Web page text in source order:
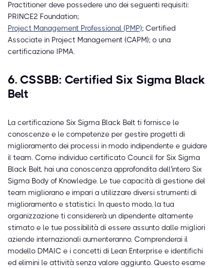
Practitioner deve possedere uno dei seguenti requisiti:
PRINCE2 Foundation;
Project Management Professional (PMP); Certified
Associate in Project Management (CAPM); o una
certificazione IPMA.
6. CSSBB: Certified Six Sigma Black
Belt
La certificazione Six Sigma Black Belt ti fornisce le
conoscenze e le competenze per gestire progetti di
miglioramento dei processi in modo indipendente e guidare
il team. Come individuo certificato Council for Six Sigma
Black Belt, hai una conoscenza approfondita dell'intero Six
Sigma Body of Knowledge. Le tue capacità di gestione del
team migliorano e impari a utilizzare diversi strumenti di
miglioramento e statistici. In questo modo, la tua
organizzazione ti considererà un dipendente altamente
stimato e le tue possibilità di essere assunto dalle migliori
aziende internazionali aumenteranno. Comprenderai il
modello DMAIC e i concetti di Lean Enterprise e identifichi
ed elimini le attività senza valore aggiunto. Questo esame